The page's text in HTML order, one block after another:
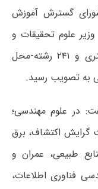
گسترش آموزش
علوم تحقیقات و
فناوری تشکیل شد، ۱۰۸ رشته-محل دکتری و ۲۴۱ رشته-محل
به تصویب رسید.
در علوم مهندسی؛
گرایش اکتشاف، برق
طبیعی، عمران و
فناوری اطلاعات،